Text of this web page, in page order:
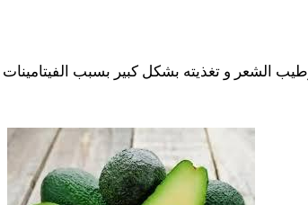
الشعر و تغذيته بشكل كبير بسبب